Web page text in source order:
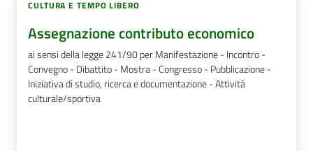
CULTURA E TEMPO LIBERO
Assegnazione contributo economico
ai sensi della legge 241/90 per Manifestazione - Incontro -
Convegno - Dibattito - Mostra - Congresso - Pubblicazione -
Iniziativa di studio, ricerca e documentazione - Attività
culturale/sportiva